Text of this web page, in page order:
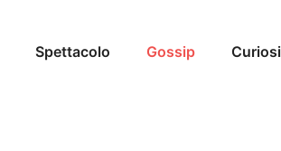
Spettacolo Gossip